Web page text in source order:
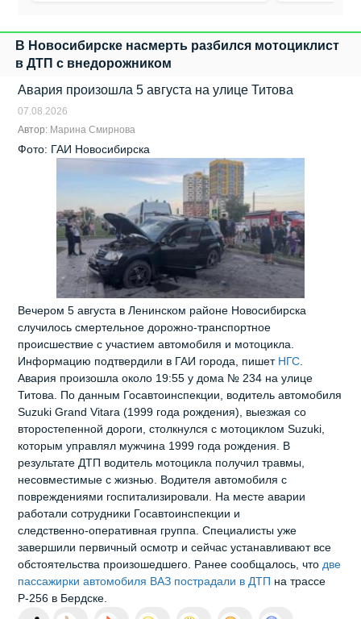
В Новосибирске насмерть разбился мотоциклист
в ДТП с внедорожником
Авария произошла 5 августа на улице Титова
07.08.2026
Автор: Марина Смирнова
Фото: ГАИ Новосибирска
Вечером 5 августа в Ленинском районе Новосибирска
случилось смертельное дорожно‑транспортное
происшествие с участием автомобиля и мотоцикла.
Информацию подтвердили в ГАИ города, пишет НГС
Авария произошла около 19:55 у дома № 234 на улице
Титова. По данным Госавтоинспекции, водитель автомобиля
Suzuki Grand Vitara (1999 года рождения), выезжая со
второстепенной дороги, столкнулся с мотоциклом Suzuki,
которым управлял мужчина 1999 года рождения. В
результате ДТП водитель мотоцикла получил травмы,
несовместимые с жизнью. Водителя автомобиля с
повреждениями госпитализировали. На месте аварии
работали сотрудники Госавтоинспекции и
следственно‑оперативная группа. Специалисты уже
завершили первичный осмотр и сейчас устанавливают все
обстоятельства произошедшего. Ранее сообщалось, что две
пассажирки автомобиля ВАЗ пострадали в ДТП на трассе
Р-256 в Бердске.